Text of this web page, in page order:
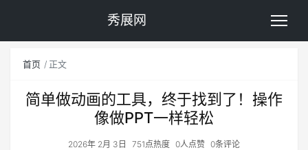
秀展网
首页 正文
简单做动画的工具，终于找到了！操作
像做PPT一样轻松
2026年 2月 3日 751点热度 0人点赞 0条评论